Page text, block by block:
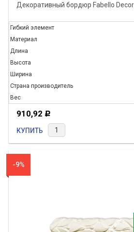
Декоративный бордюр Fabello Decor
Гибкий элемент
Материал
Длина
Высота
Ширина
Страна производитель
Вес
910,92 Р
КУПИТЬ
-9%